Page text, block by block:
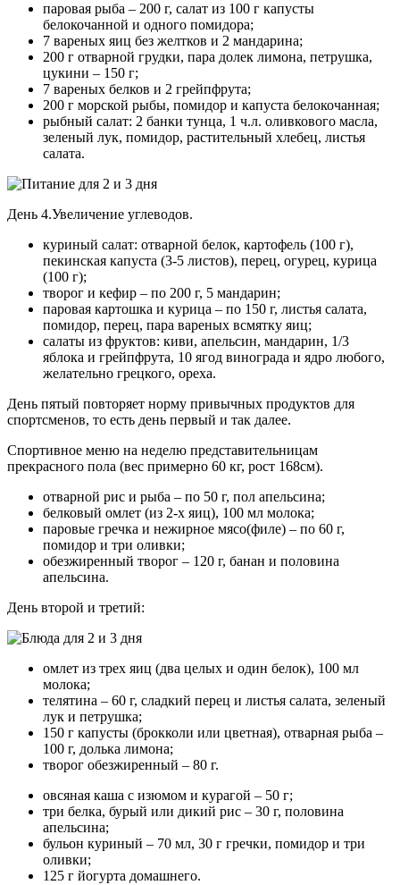
паровая рыба – 200 г, салат из 100 г капусты
белокочанной и одного помидора;
7 вареных яиц без желтков и 2 мандарина;
200 г отварной грудки, пара долек лимона, петрушка,
цукини – 150 г;
7 вареных белков и 2 грейпфрута;
200 г морской рыбы, помидор и капуста белокочанная;
рыбный салат: 2 банки тунца, 1 ч.л. оливкового масла,
зеленый лук, помидор, растительный хлебец, листья
салата.
День 4.Увеличение углеводов.
куриный салат: отварной белок, картофель (100 г),
пекинская капуста (3-5 листов), перец, огурец, курица
(100 г);
творог и кефир – по 200 г, 5 мандарин;
паровая картошка и курица – по 150 г, листья салата,
помидор, перец, пара вареных всмятку яиц;
салаты из фруктов: киви, апельсин, мандарин, 1/3
яблока и грейпфрута, 10 ягод винограда и ядро любого,
желательно грецкого, ореха.
День пятый повторяет норму привычных продуктов для
спортсменов, то есть день первый и так далее.
Спортивное меню на неделю представительницам
прекрасного пола (вес примерно 60 кг, рост 168см).
отварной рис и рыба – по 50 г, пол апельсина;
белковый омлет (из 2-х яиц), 100 мл молока;
паровые гречка и нежирное мясо(филе) – по 60 г,
помидор и три оливки;
обезжиренный творог – 120 г, банан и половина
апельсина.
День второй и третий:
омлет из трех яиц (два целых и один белок), 100 мл
молока;
телятина – 60 г, сладкий перец и листья салата, зеленый
лук и петрушка;
150 г капусты (брокколи или цветная), отварная рыба –
100 г, долька лимона;
творог обезжиренный – 80 г.
овсяная каша с изюмом и курагой – 50 г;
три белка, бурый или дикий рис – 30 г, половина
апельсина;
бульон куриный – 70 мл, 30 г гречки, помидор и три
оливки;
125 г йогурта домашнего.